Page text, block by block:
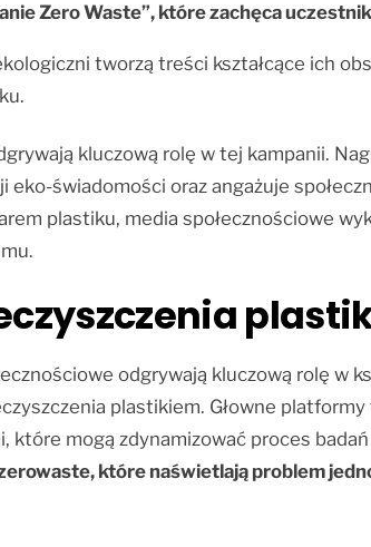
Zero Waste”, które zachęca
tworzą treści kształcące ich
kluczową rolę w tej kampanii.
eko-świadomości oraz angażuje
plastiku, media społecznościowe
odgrywają kluczową rolę w
plastikiem. Głowne
które mogą zdynamizować proces
które naświetlają problem